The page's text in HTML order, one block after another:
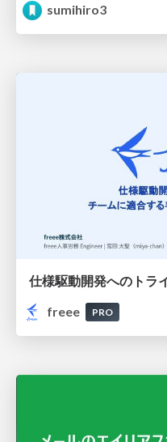
sumihiro3
freee
PRO